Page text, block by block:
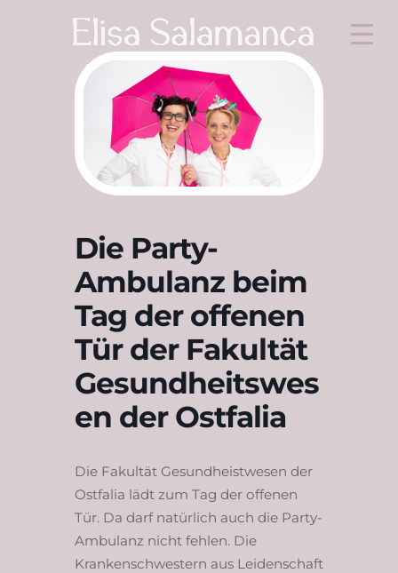
Die Party-
Ambulanz beim
Tag der offenen
Tür der Fakultät
Gesundheitswes
en der Ostfalia
Die Fakultät Gesundheistwesen der
Ostfalia lädt zum Tag der offenen
Tür. Da darf natürlich auch die Party-
Ambulanz nicht fehlen. Die
Krankenschwestern aus Leidenschaft